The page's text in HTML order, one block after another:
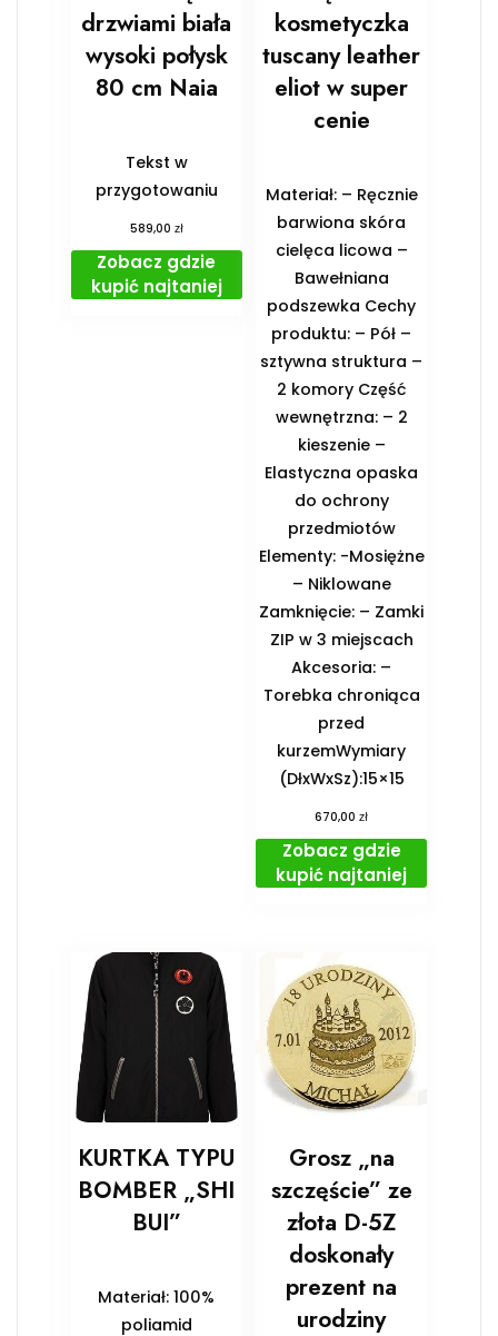
drzwiami biała
wysoki połysk
80 cm Naia
Tekst w
przygotowaniu
589,00 zł
Zobacz gdzie
kupić najtaniej
kosmetyczka
tuscany leather
eliot w super
cenie
Materiał: – Ręcznie
barwiona skóra
cielęca licowa –
Bawełniana
podszewka Cechy
produktu: – Pół –
sztywna struktura –
2 komory Część
wewnętrzna: – 2
kieszenie –
Elastyczna opaska
do ochrony
przedmiotów
Elementy: -Mosiężne
– Niklowane
Zamknięcie: – Zamki
ZIP w 3 miejscach
Akcesoria: –
Torebka chroniąca
przed
kurzemWymiary
(DłxWxSz):15×15
670,00zł
Zobacz gdzie
kupić najtaniej
KURTKA TYPU
BOMBER „SHI
BUI”
Materiał: 100%
poliamid
Grosz „na
szczęście” ze
złota D-5Z
doskonały
prezent na
urodziny